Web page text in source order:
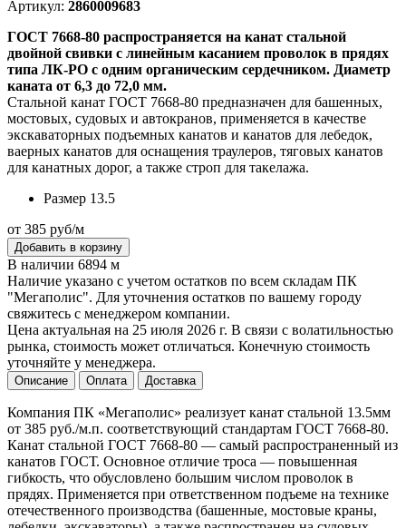
Артикул: 2860009683
ГОСТ 7668-80 распространяется на канат стальной
двойной свивки с линейным касанием проволок в прядях
типа ЛК-РО с одним органическим сердечником. Диаметр
каната от 6,3 до 72,0 мм.
Стальной канат ГОСТ 7668-80 предназначен для башенных,
мостовых, судовых и автокранов, применяется в качестве
экскаваторных подъемных канатов и канатов для лебедок,
ваерных канатов для оснащения траулеров, тяговых канатов
для канатных дорог, а также строп для такелажа.
Размер 13.5
от 385 руб/м
Добавить в корзину
В наличии 6894 м
Наличие указано с учетом остатков по всем складам ПК
"Мегаполис". Для уточнения остатков по вашему городу
свяжитесь с менеджером компании.
Цена актуальная на 25 июля 2026 г. В связи с волатильностью
рынка, стоимость может отличаться. Конечную стоимость
уточняйте у менеджера.
Описание Оплата Доставка
Компания ПК «Мегаполис» реализует канат стальной 13.5мм
от 385 руб./м.п. соответствующий стандартам ГОСТ 7668-80.
Канат стальной ГОСТ 7668-80 — самый распространенный из
канатов ГОСТ. Основное отличие троса — повышенная
гибкость, что обусловлено большим числом проволок в
прядях. Применяется при ответственном подъеме на технике
отечественного производства (башенные, мостовые краны,